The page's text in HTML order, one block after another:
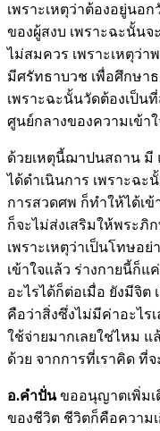
เพราะเหตุว่าต้องอยู่นอ
ของผู้สงบ เพราะฉะนั้น
ไม่สมควร เพราะเหตุว่
มีศรัทธาบวช เพื่อศึกษา
เพราะฉะนั้นวัดต้องเป็น
ศูนย์กลางของความเข้า
ด้วยเหตุนี้ฌาปนสถาน มี
ได้ดำเนินการ เพราะฉะ
การสวดศพ ก็ทำให้ได้เข้
ก็จะไม่ส่งเสริมให้พระภิ
เพราะเหตุว่าเป็นโทษอ
เข้าใจแล้ว ร่างกายนี้ก็แ
อะไรได้ก็ต่อเมื่อ ยังมีจิ
คือว่าสิ่งซึ่งไม่มีค่าอะไร
ใช้จ่ายมากเลยใช่ไหม แ
ด้วย จากการที่เราคิด ที่
อ.คำปั่นขออนุญาตเพิ่มเ
ของชีวิต ชีวิตก็คือความ